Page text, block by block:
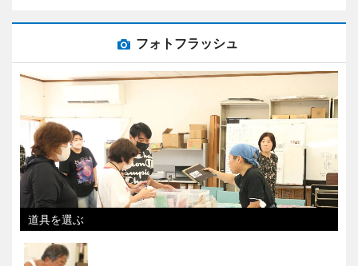
フォトフラッシュ
道具を選ぶ